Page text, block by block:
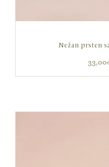
Nežan prsten